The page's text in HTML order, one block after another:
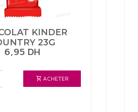
KINDER
23G
6,95 DH
ACHETER